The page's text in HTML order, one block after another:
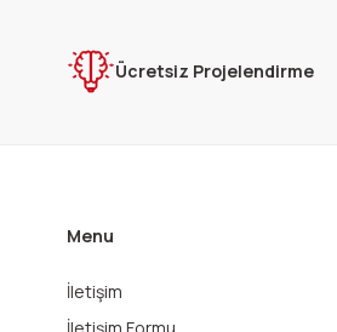
Ücretsiz Projelendirme
Menu
İletişim